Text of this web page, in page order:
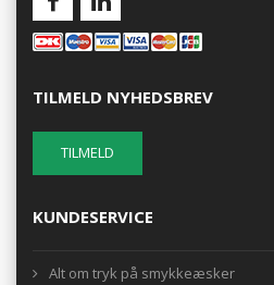
TILMELD NYHEDSBREV
KUNDESERVICE
Alt om tryk på smykkeæsker